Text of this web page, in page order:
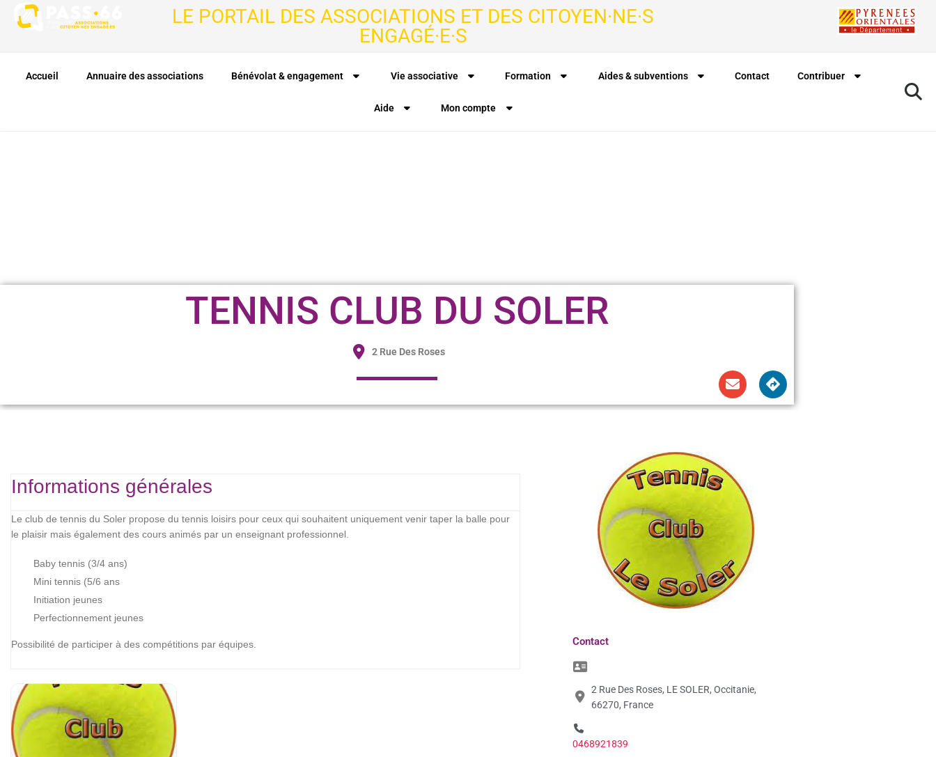
LE PORTAIL DES ASSOCIATIONS ET DES CITOYEN·NE·S
ENGAGÉ·E·S
Accueil Annuaire des associations Bénévolat & engagement Vie associative Formation Aides & subventions Contact Contribuer
Aide Mon compte
TENNIS CLUB DU SOLER
2 Rue Des Roses
Informations générales
Le club de tennis du Soler propose du tennis loisirs pour ceux qui souhaitent uniquement venir taper la balle pour
le plaisir mais également des cours animés par un enseignant professionnel.
Baby tennis (3/4 ans)
Mini tennis (5/6 ans
Initiation jeunes
Perfectionnement jeunes
Possibilité de participer à des compétitions par équipes. Contact
2 Rue Des Roses, LE SOLER, Occitanie,
66270, France
0468921839